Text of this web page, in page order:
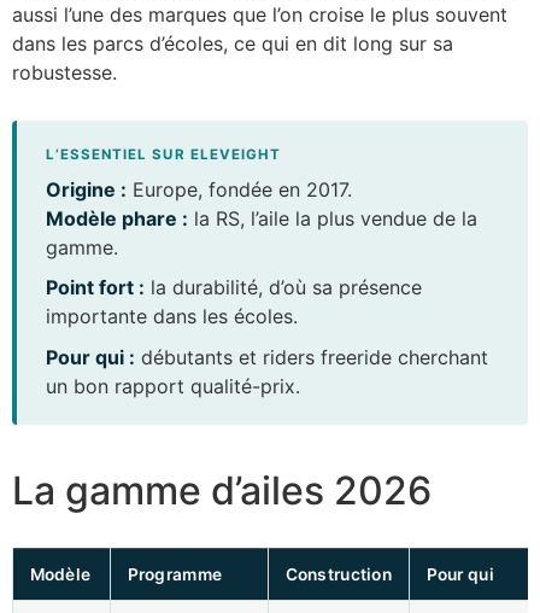
aussi l’une des marques que l’on croise le plus souvent
dans les parcs d’écoles, ce qui en dit long sur sa
robustesse.
L’ESSENTIEL SUR ELEVEIGHT
Origine : Europe, fondée en 2017.
Modèle phare : la RS, l’aile la plus vendue de la
gamme.
Point fort : la durabilité, d’où sa présence
importante dans les écoles.
Pour qui : débutants et riders freeride cherchant
un bon rapport qualité-prix.
La gamme d’ailes 2026
Modèle Programme Construction Pour qui